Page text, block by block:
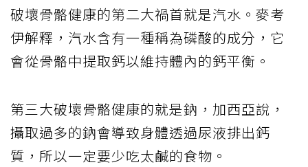
破壞骨骼健康的第二大禍首就是汽水。麥考
伊解釋，汽水含有一種稱為磷酸的成分，它
會從骨骼中提取鈣以維持體內的鈣平衡。
第三大破壞骨骼健康的就是鈉，加西亞說，
攝取過多的鈉會導致身體透過尿液排出鈣
質，所以一定要少吃太鹹的食物。